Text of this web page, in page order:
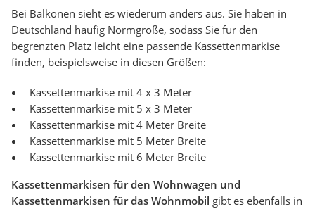
Bei Balkonen sieht es wiederum anders aus. Sie haben in
Deutschland häufig Normgröße, sodass Sie für den
begrenzten Platz leicht eine passende Kassettenmarkise
finden, beispielsweise in diesen Größen:
Kassettenmarkise mit 4 x 3 Meter
Kassettenmarkise mit 5 x 3 Meter
Kassettenmarkise mit 4 Meter Breite
Kassettenmarkise mit 5 Meter Breite
Kassettenmarkise mit 6 Meter Breite
Kassettenmarkisen für den Wohnwagen und
Kassettenmarkisen für das Wohnmobil gibt es ebenfalls in